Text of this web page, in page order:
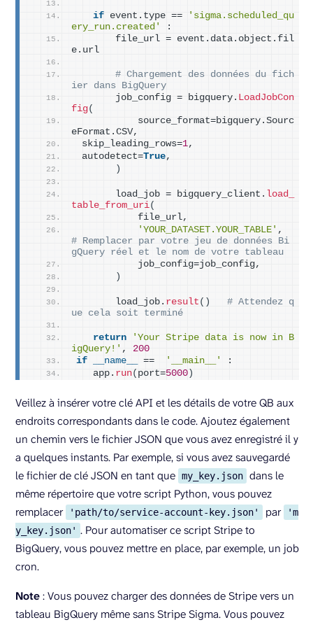
if event.type ==
'sigma.scheduled_qu
ery_run.created'
:
       file_url = event.data.object.fil
e.url
# Chargement des données du fich
ier dans BigQuery
       job_config = bigquery.
LoadJobCon
fig(
           source_format=bigquery.Sourc
eFormat.CSV,
skip_leading_rows=1,
autodetect=True,
)
       load_job = bigquery_client.
load_
table_from_uri(
           file_url,
'YOUR_DATASET.YOUR_TABLE'
# Remplacer par votre jeu de données Bi
gQuery réel et le nom de votre tableau
           job_config=job_config,
)
       load_job.
result ()
# Attendez q
ue cela soit terminé
return
'Your Stripe data is now in B
igQuery!' , 200
if
__name__ == '__main__'
:
   app.
run( port=5000 )
Veillez à insérer votre clé API et les détails de votre QB aux
endroits correspondants dans le code. Ajoutez également
un chemin vers le fichier JSON que vous avez enregistré il y
a quelques instants. Par exemple, si vous avez sauvegardé
le fichier de clé JSON en tant que my_key.json dans le
même répertoire que votre script Python, vous pouvez
remplacer
'path/to/service-account-key.json' par
'm
y_key.json' . Pour automatiser ce script Stripe to
BigQuery, vous pouvez mettre en place, par exemple, un job
cron.
Note: Vous pouvez charger des données de Stripe vers un
tableau BigQuery même sans Stripe Sigma. Vous pouvez